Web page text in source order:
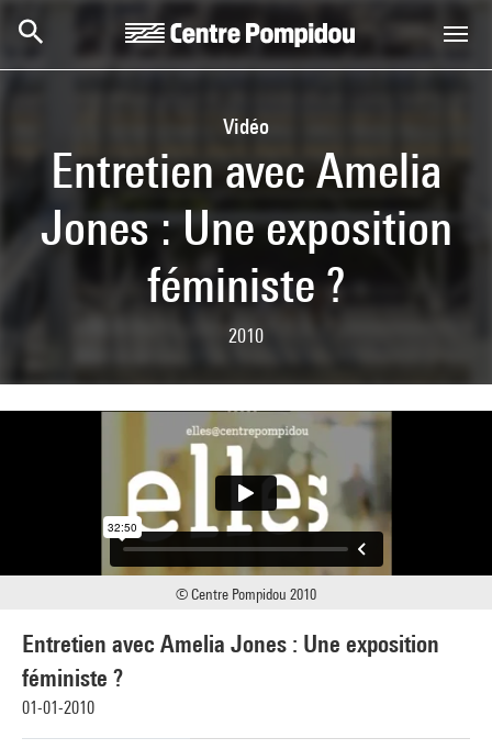
Vidéo
Entretien avec Amelia
Jones : Une exposition
féministe ?
2010
Entretien avec Amelia Jones : Une exposition
féministe ?
01-01-2010
© Centre Pompidou 2010